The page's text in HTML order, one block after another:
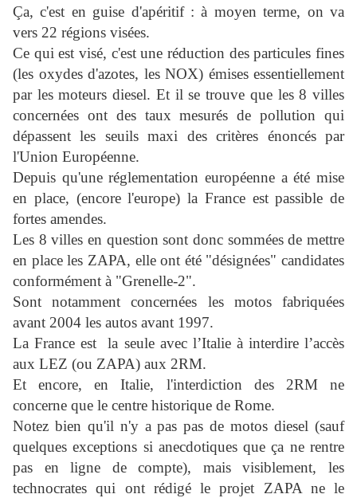
Ça, c'est en guise d'apéritif : à moyen terme, on va
vers 22 régions visées.
Ce qui est visé, c'est une réduction des particules fines
(les oxydes d'azotes, les NOX) émises essentiellement
par les moteurs diesel. Et il se trouve que les 8 villes
concernées ont des taux mesurés de pollution qui
dépassent les seuils maxi des critères énoncés par
l'Union Européenne.
Depuis qu'une réglementation européenne a été mise
en place, (encore l'europe) la France est passible de
fortes amendes.
Les 8 villes en question sont donc sommées de mettre
en place les ZAPA, elle ont été "désignées" candidates
conformément à "Grenelle-2".
Sont notamment concernées les motos fabriquées
avant 2004 les autos avant 1997.
La France est la seule avec l’Italie à interdire l’accès
aux LEZ (ou ZAPA) aux 2RM.
Et encore, en Italie, l'interdiction des 2RM ne
concerne que le centre historique de Rome.
Notez bien qu'il n'y a pas pas de motos diesel (sauf
quelques exceptions si anecdotiques que ça ne rentre
pas en ligne de compte), mais visiblement, les
technocrates qui ont rédigé le projet ZAPA ne le